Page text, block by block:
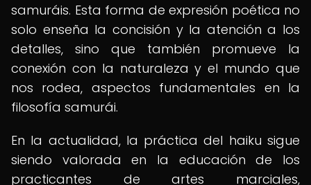
samuráis. Esta forma de expresión poética no
solo enseña la concisión y la atención a los
detalles, sino que también promueve la
conexión con la naturaleza y el mundo que
nos rodea, aspectos fundamentales en la
filosofía samurái.
En la actualidad, la práctica del haiku sigue
siendo valorada en la educación de los
practicantes de artes marciales,